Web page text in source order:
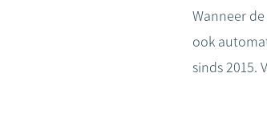
Wanneer
ook
sinds 2015.